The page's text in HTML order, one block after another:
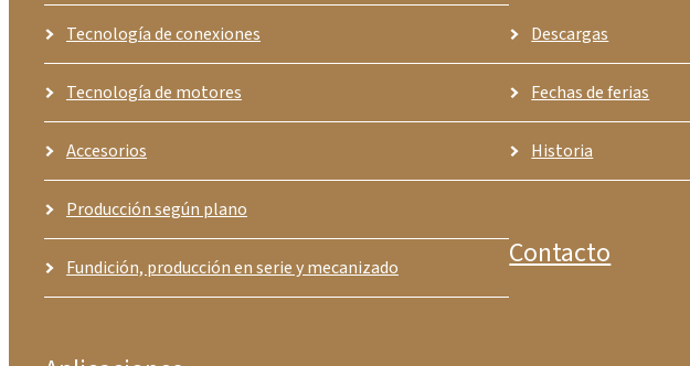
Tecnología de conexiones
Tecnología de motores
Accesorios
Producción según plano
Fundición, producción en serie y mecanizado
Descargas
Fechas de ferias
Historia
Contacto